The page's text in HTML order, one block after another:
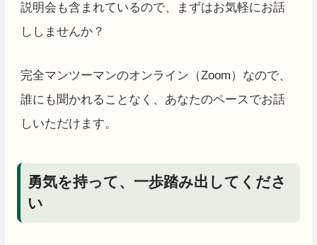
説明会も含まれているので、まずはお気軽にお話
ししませんか？
完全マンツーマンのオンライン（Zoom）なので、
誰にも聞かれることなく、あなたのペースでお話
しいただけます。
勇気を持って、一歩踏み出してくださ
い